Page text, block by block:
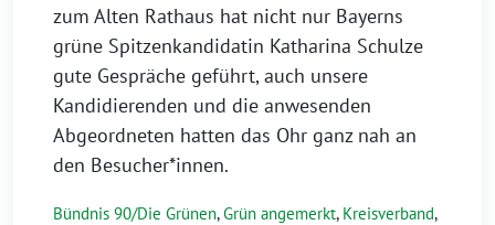
zum Alten Rathaus hat nicht nur Bayerns
grüne Spitzenkandidatin Katharina Schulze
gute Gespräche geführt, auch unsere
Kandidierenden und die anwesenden
Abgeordneten hatten das Ohr ganz nah an
den Besucher*innen.
Bündnis 90/Die Grünen,Grün angemerkt, Kreisverband,